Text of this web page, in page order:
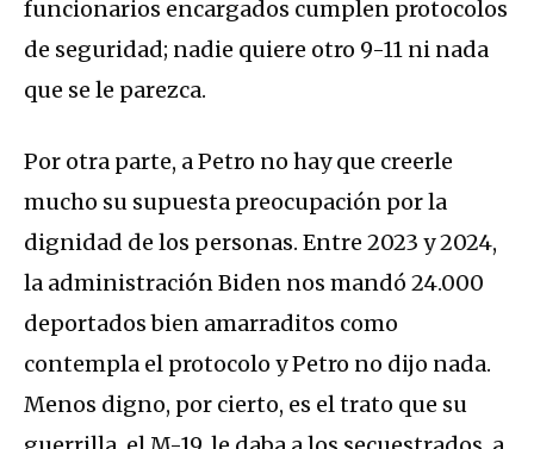
funcionarios encargados cumplen protocolos
de seguridad; nadie quiere otro 9-11 ni nada
que se le parezca.
Por otra parte, a Petro no hay que creerle
mucho su supuesta preocupación por la
dignidad de los personas. Entre 2023 y 2024,
la administración Biden nos mandó 24.000
deportados bien amarraditos como
contempla el protocolo y Petro no dijo nada.
Menos digno, por cierto, es el trato que su